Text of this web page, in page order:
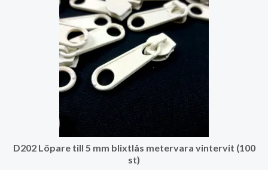
D202 Löpare till 5 mm blixtlås metervara vintervit (100
st)